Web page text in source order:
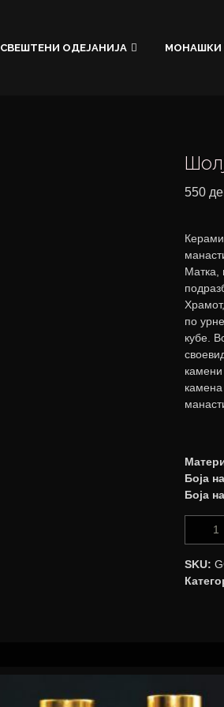
СВЕШТЕНИ ОДЕЈАНИЈА МОНАШКИ
550
Матка,
по
кубе.
Боја
Боја
SKU: